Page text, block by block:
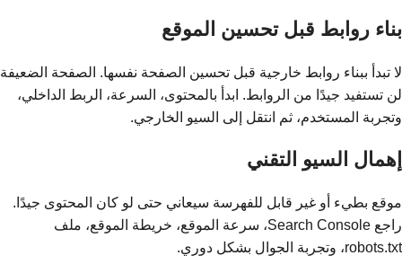
بناء روابط قبل تحسين الموقع
لا تبدأ ببناء روابط خارجية قبل تحسين الصفحة نفسها. الصفحة الضعيفة
لن تستفيد جيدًا من الروابط. ابدأ بالمحتوى، السرعة، الربط الداخلي،
وتجربة المستخدم، ثم انتقل إلى السيو الخارجي.
إهمال السيو التقني
موقع بطيء أو غير قابل للفهرسة سيعاني حتى لو كان المحتوى جيدًا.
راجع Search Console، سرعة الموقع، خريطة الموقع، ملف
robots.txt، وتجربة الجوال بشكل دوري.